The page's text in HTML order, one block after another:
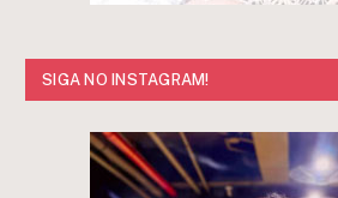
SIGA NO INSTAGRAM!